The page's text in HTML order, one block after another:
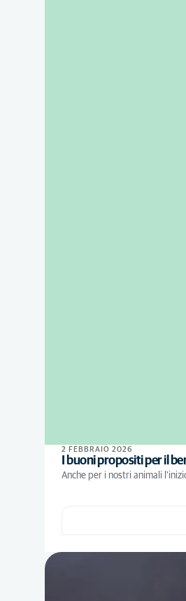
2 FEBBRAIO 2026
I buoni propositi per il
Anche per i nostri animali